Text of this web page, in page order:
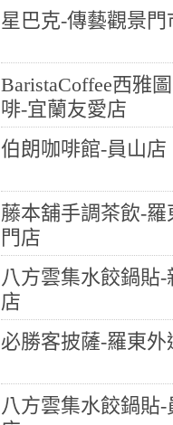
星巴克-傳藝觀景門
BaristaCoffee西雅
啡-宜蘭友愛店
伯朗咖啡館-員山店
藤本舖手調茶飲-羅
門店
八方雲集水餃鍋貼-
店
必勝客披薩-羅東外
八方雲集水餃鍋貼-